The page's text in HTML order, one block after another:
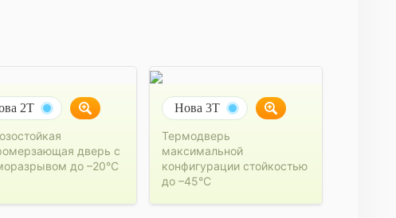
2Т
дверь с
до –20°C
Нова 3Т
Термодверь
максимальной
конфигурации стойкостью
до –45°C